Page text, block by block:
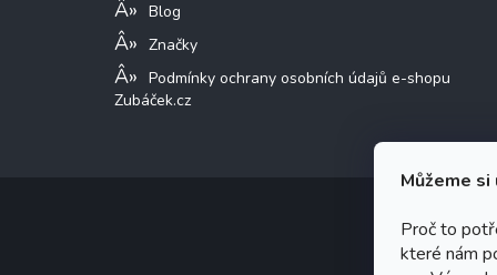
Můžeme
Proč to
které nám
Blog
Značky
Podmínky ochrany osobních údajů e-shopu
Zubáček.cz